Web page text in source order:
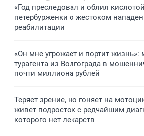
«Год преследовал и облил
петербурженки о жестоком
реабилитации
«Он мне угрожает и портит жизнь»:
турагента из Волгограда в
почти миллиона рублей
Теряет зрение, но гоняет на
живет подросток с редчайшим
которого нет лекарств